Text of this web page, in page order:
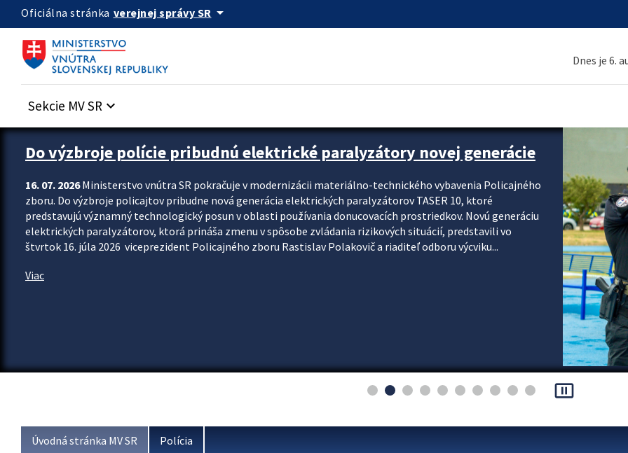
Preskocit na hlavný obsah
Oficiálna stránka verejnej správy SR arrow_drop_down
Dnes je 6.
Sekcie MV SR keyboard_arrow_down
Zastavit automatický posun upútavok
Do výzbroje polície pribudnú elektrické paralyzátory novej generácie
16. 07. 2026Ministerstvo vnútra SR pokračuje v modernizácii materiálno-technického vybavenia Policajného
zboru. Do výzbroje policajtov pribudne nová generácia elektrických paralyzátorov TASER 10, ktoré
predstavujú významný technologický posun v oblasti používania donucovacích prostriedkov. Novú generáciu
elektrických paralyzátorov, ktorá prináša zmenu v spôsobe zvládania rizikových situácií, predstavili vo
štvrtok 16. júla 2026 viceprezident Policajného zboru Rastislav Polakovič a riaditeľ odboru výcviku...
Viac
pause_presentation
Úvodná stránka MV SR Polícia